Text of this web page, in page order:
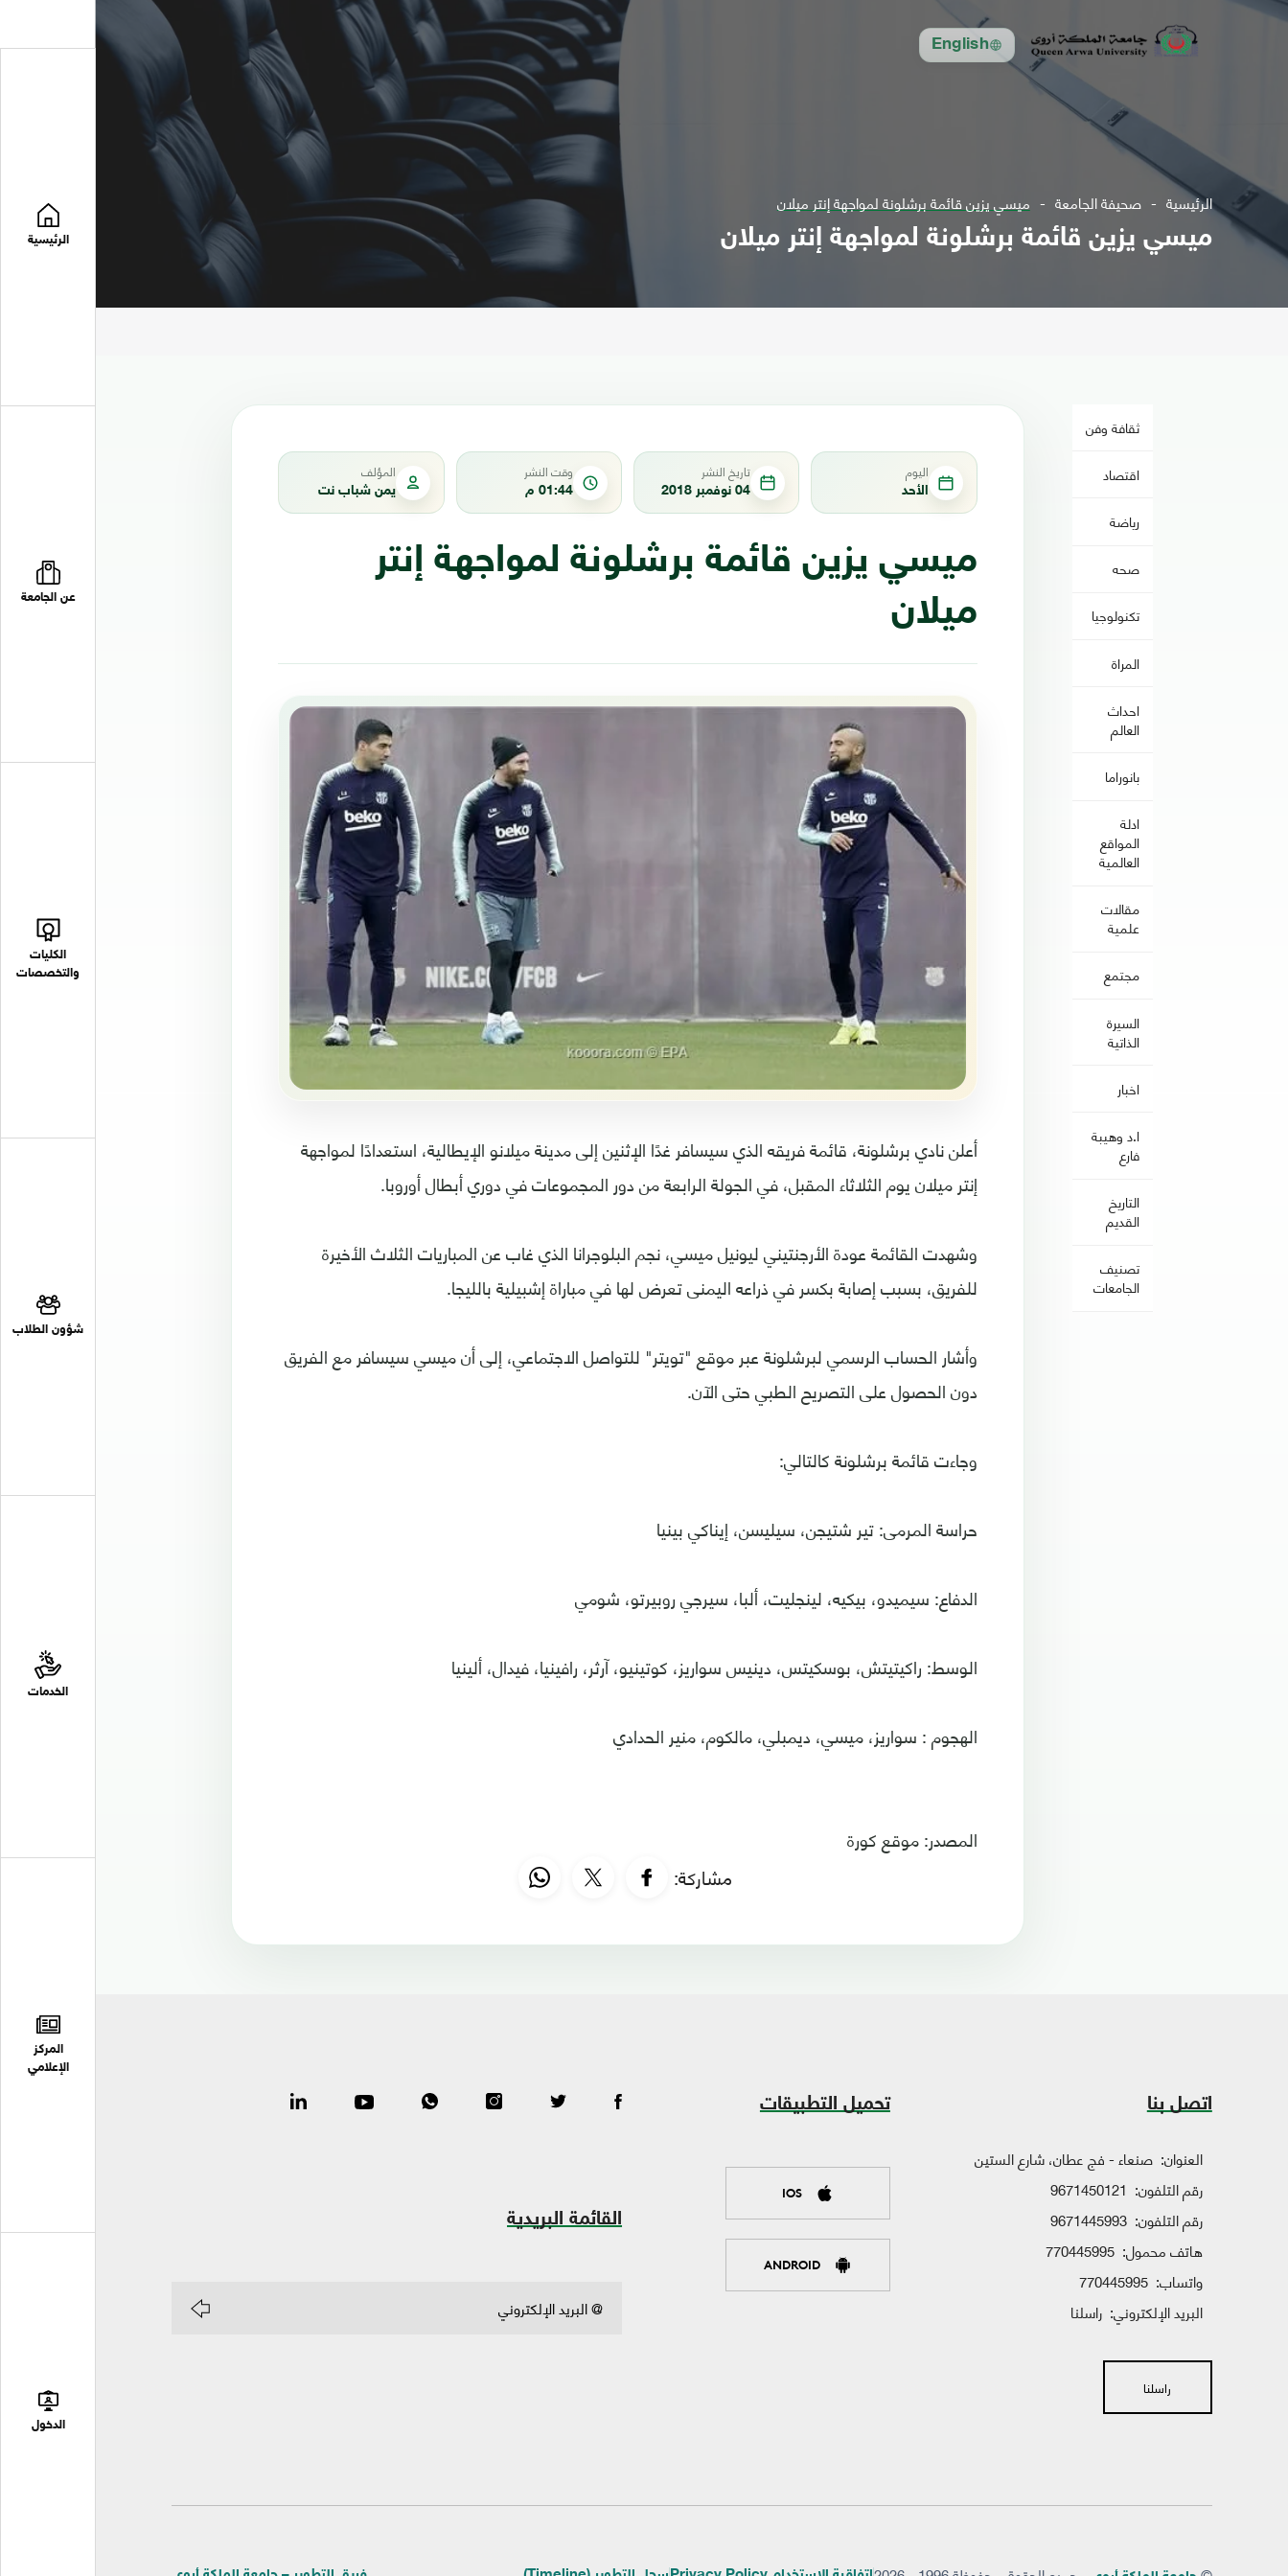
English
الرئيسية
عن الجامعة
الكليات
والتخصصات
شؤون الطلاب
الخدمات
المركز
الإعلامي
الدخول
الرئيسية صحيفة الجامعة ميسي يزين قائمة برشلونة لمواجهة إنتر ميلان
ميسي يزين قائمة برشلونة لمواجهة إنتر ميلان
ثقافة وفن
اقتصاد
رياضة
صحه
تكنولوجيا
المراة
احداث
العالم
بانوراما
ادلة
المواقع
العالمية
مقالات
علمية
مجتمع
السيرة
الذاتية
اخبار
ا.د وهيبة
فارع
التاريخ
القديم
تصنيف
الجامعات
اليوم
الأحد
تاريخ النشر
04 نوفمبر 2018
وقت النشر
01:44 م
المؤلف
يمن شباب نت
ميسي يزين قائمة برشلونة لمواجهة إنتر
ميلان
أعلن نادي برشلونة، قائمة فريقه الذي سيسافر غدًا الإثنين إلى مدينة ميلانو الإيطالية، استعدادًا لمواجهة
إنتر ميلان يوم الثلاثاء المقبل، في الجولة الرابعة من دور المجموعات في دوري أبطال أوروبا.
وشهدت القائمة عودة الأرجنتيني ليونيل ميسي، نجم البلوجرانا الذي غاب عن المباريات الثلاث الأخيرة
للفريق، بسبب إصابة بكسر في ذراعه اليمنى تعرض لها في مباراة إشبيلية بالليجا.
وأشار الحساب الرسمي لبرشلونة عبر موقع "تويتر" للتواصل الاجتماعي، إلى أن ميسي سيسافر مع الفريق
دون الحصول على التصريح الطبي حتى الآن.
وجاءت قائمة برشلونة كالتالي:
حراسة المرمى: تير شتيجن، سيليسن، إيناكي بينيا
الدفاع: سيميدو، بيكيه، لينجليت، ألبا، سيرجي روبيرتو، شومي
الوسط: راكيتيتش، بوسكيتس، دينيس سواريز، كوتينيو، آرثر، رافينيا، فيدال، ألينيا
الهجوم : سواريز، ميسي، ديمبلي، مالكوم، منير الحدادي
المصدر: موقع كورة
مشاركة:
اتصل بنا
العنوان: صنعاء - فج عطان، شارع الستين
رقم التلفون: 9671450121
رقم التلفون: 9671445993
هاتف محمول: 770445995
واتساب: 770445995
البريد الإلكتروني: راسلنا
راسلنا
تحميل التطبيقات
IOS
ANDROID
القائمة البريدية